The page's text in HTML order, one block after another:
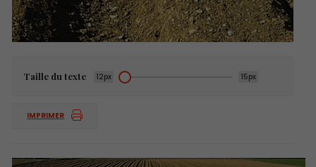
Taille du texte 12px 15px
IMPRIMER